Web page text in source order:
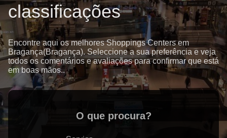
classificações
Encontre aqui os melhores Shoppings Centers em
Bragança(Bragança). Seleccione a sua preferência e veja
todos os comentários e avaliações para confirmar que está
em boas mãos..
O que procura?